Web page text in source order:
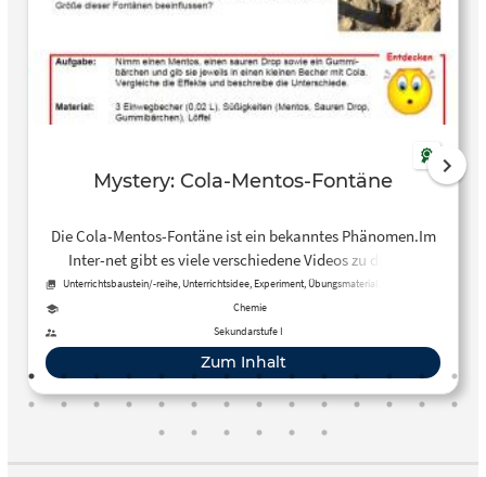
Mystery: Cola-Mentos-Fontäne
Die Cola-Mentos-Fontäne ist ein bekanntes Phänomen.Im
Inter-net gibt es viele verschiedene Videos zu diesem
Thema. Hier tauchen die Fontänennicht nur als
ungewöhnliches Phänomen auf, sondern werden auch in
künstlerischen Shows verwendet. Doch was ist der Grund
für diese Fontänenund wie lässt sich die Größe dieser
Fontänenbeeinflussen?
Unterrichtsbaustein/-reihe, Unterrichtsidee, Experiment, Übungsmaterial, Arbeitsblatt
Chemie
Sekundarstufe I
Zum Inhalt